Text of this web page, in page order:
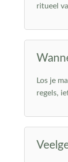
ritueel
Los je
regels,